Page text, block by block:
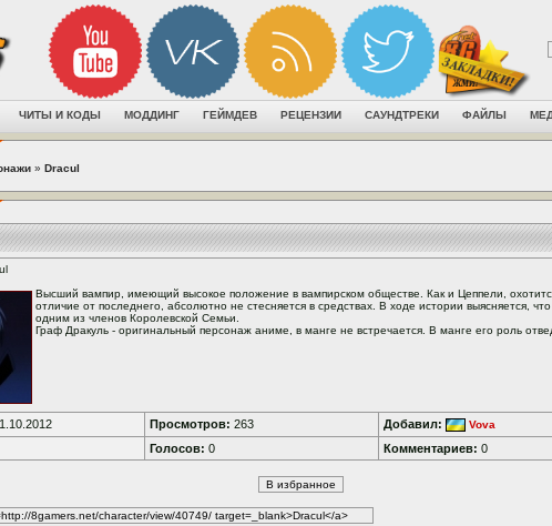
ЧИТЫ И КОДЫ МОДДИНГ ГЕЙМДЕВ РЕЦЕНЗИИ САУНДТРЕКИ ФАЙЛЫ
» Dracul
Высший вампир, имеющий высокое положение в вампирском обществе. Как и Цеппели,
отличие от последнего, абсолютно не стесняется в средствах. В ходе истории выясняется,
одним из членов Королевской Семьи.
Граф Дракуль - оригинальный персонаж аниме, в манге не встречается. В манге его роль
Просмотров: 263 Добавил: Vova
Голосов: 0 Комментариев: 0